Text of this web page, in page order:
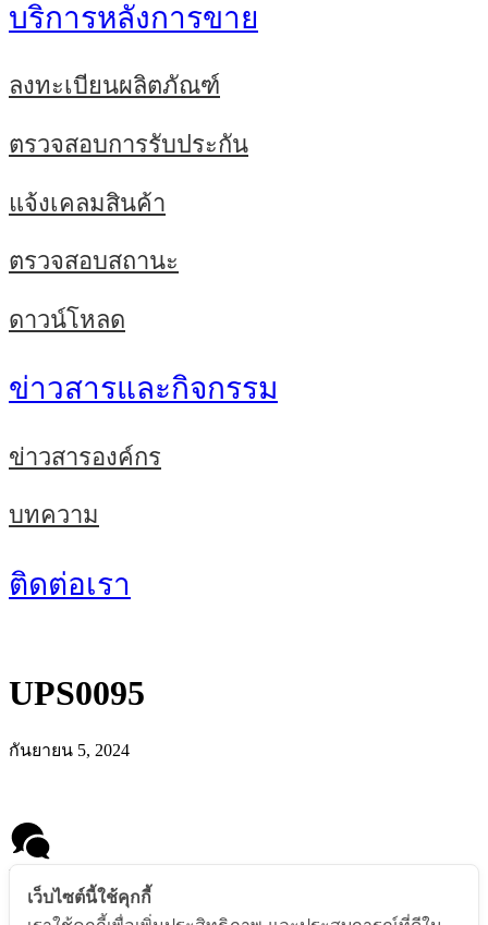
บริการหลังการขาย
ลงทะเบียนผลิตภัณฑ์
ตรวจสอบการรับประกัน
แจ้งเคลมสินค้า
ตรวจสอบสถานะ
ดาวน์โหลด
ข่าวสารและกิจกรรม
ข่าวสารองค์กร
บทความ
ติดต่อเรา
UPS0095
กันยายน 5, 2024
Message us
เว็บไซต์นี้ใช้คุกกี้